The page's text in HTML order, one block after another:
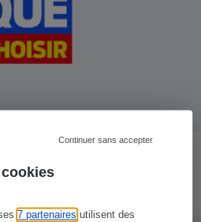
7 partenaires utilisent des
Continuer sans accepter
limite du hors-jeu